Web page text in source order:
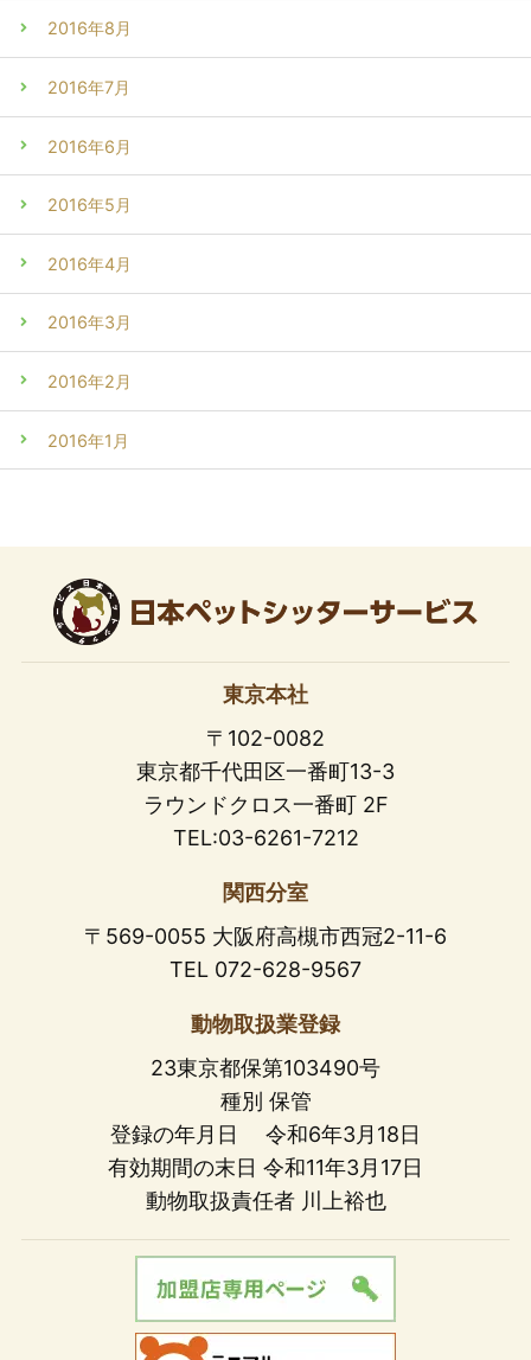
2016年8月
2016年7月
2016年6月
2016年5月
2016年4月
2016年3月
2016年2月
2016年1月
東京本社
〒102-0082
東京都千代田区一番町13-3
ラウンドクロス一番町 2F
TEL:03-6261-7212
関西分室
〒569-0055 大阪府高槻市西冠2-11-6
TEL 072-628-9567
動物取扱業登録
23東京都保第103490号
種別 保管
登録の年月日 令和6年3月18日
有効期間の末日 令和11年3月17日
動物取扱責任者 川上裕也